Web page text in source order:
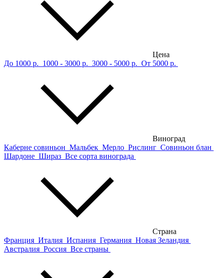
Цена
До 1000 р. 1000 - 3000 р. 3000 - 5000 р. От 5000 р.
Виноград
Каберне совиньон Мальбек Мерло Рислинг Совиньон блан
Шардоне Шираз Все сорта винограда
Страна
Франция Италия Испания Германия Новая Зеландия
Австралия Россия Все страны